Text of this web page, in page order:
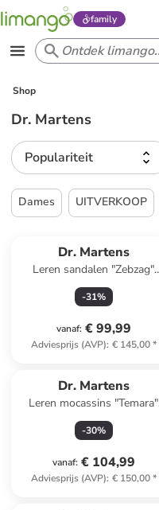
family
Shop
Dr. Martens
Populariteit
Dames UITVERKOOP
Dr. Martens
Leren sandalen "Zebzag"
zwart
-31%
vanaf: € 99,99
Adviesprijs (AVP): € 145,00*
Dr. Martens
Leren mocassins "Temara"
zwart
-30%
vanaf: € 104,99
Adviesprijs (AVP): € 150,00*